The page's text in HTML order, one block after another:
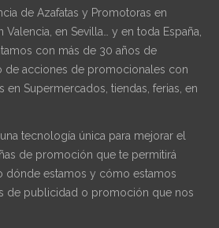
de Azafatas y Promotoras en
Valencia, en Sevilla… y en toda España,
con más de 30 años de
de acciones de promocionales con
Supermercados, tiendas, ferias, en
tecnología única para mejorar el
de promoción que te permitirá
dónde estamos y cómo estamos
de publicidad o promoción que nos